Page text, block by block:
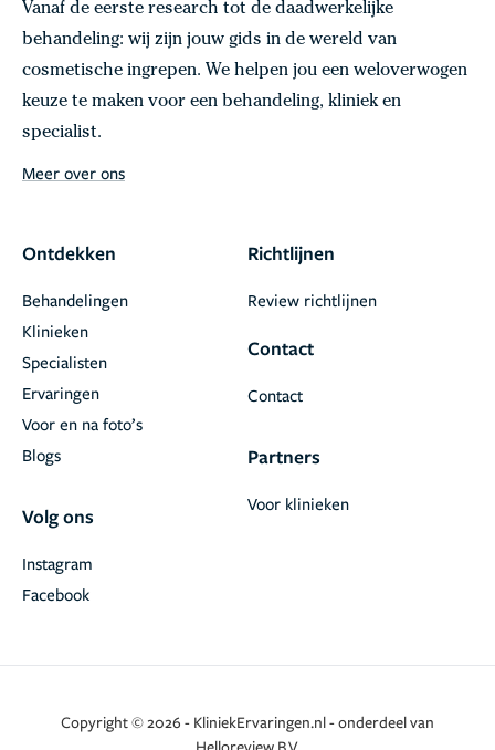
Vanaf de eerste research tot de daadwerkelijke
behandeling: wij zijn jouw gids in de wereld van
cosmetische ingrepen. We helpen jou een weloverwogen
keuze te maken voor een behandeling, kliniek en
specialist.
Meer over ons
Ontdekken
Behandelingen
Klinieken
Specialisten
Ervaringen
Voor en na foto’s
Blogs
Volg ons
Facebook
Instagram
Richtlijnen
Review richtlijnen
Contact
Contact
Partners
Voor klinieken
Copyright © 2026 - KliniekErvaringen.nl - onderdeel van